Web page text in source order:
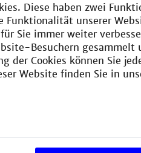
Winter Semester:
Summer Semester:
Non-degree-
Diese haben zwei
Funktionalität unserer
Sie immer weiter
Besuchern gesammelt
der Cookies können Sie
Website finden Sie in